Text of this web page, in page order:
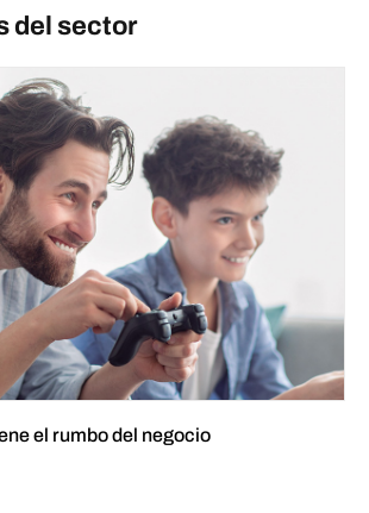
del sector
el rumbo del negocio